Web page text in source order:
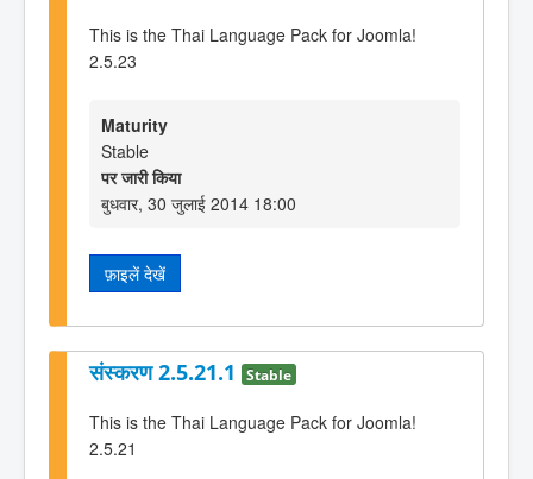
This is the Thai Language Pack for Joomla!
2.5.23
Maturity
Stable
पर जारी किया
बुधवार, 30 जुलाई 2014 18:00
फ़ाइलें देखें
संस्करण 2.5.21.1 Stable
This is the Thai Language Pack for Joomla!
2.5.21